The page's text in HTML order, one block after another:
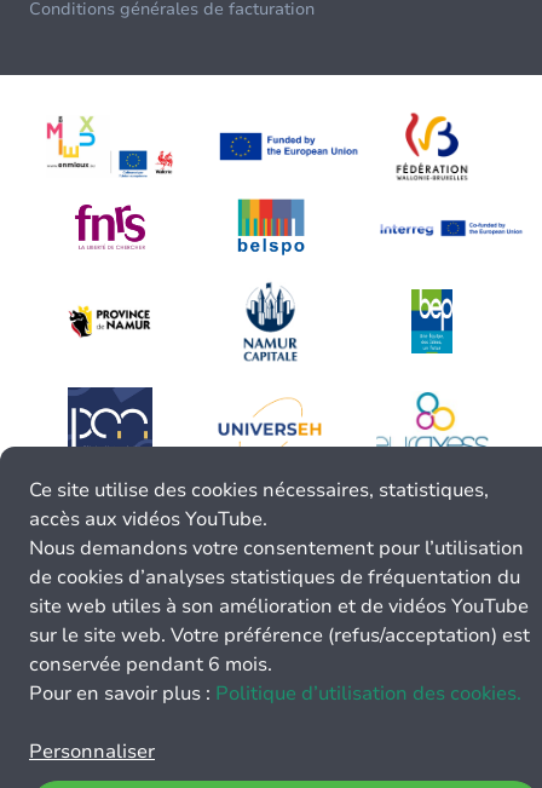
Conditions générales de facturation
Ce site utilise des cookies nécessaires, statistiques,
accès aux vidéos YouTube.
Nous demandons votre consentement pour l’utilisation
de cookies d’analyses statistiques de fréquentation du
site web utiles à son amélioration et de vidéos YouTube
sur le site web. Votre préférence (refus/acceptation) est
conservée pendant 6 mois.
Pour en savoir plus : Politique d’utilisation des cookies.
Personnaliser